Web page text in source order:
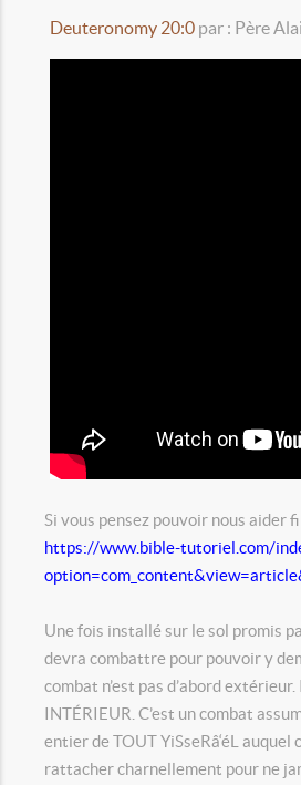
Deuteronomy 20:0 par : Père
Si vous pensez pouvoir nous aider
https://www.bible-tutoriel.com/
Une fois installé sur le sol promis
devra combattre pour pouvoir y
combat n’est pas d’abord
INTÉRIEUR. C’est un combat
entier de TOUT YiSseRâ‘éL auquel
rattacher charnellement pour ne